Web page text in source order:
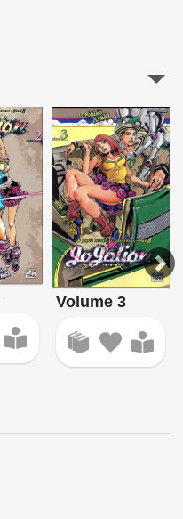
Volume 3